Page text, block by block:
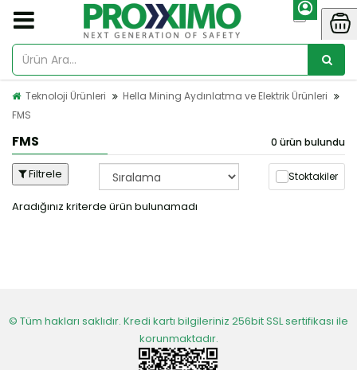
Teknoloji Ürünleri
Hella Mining Aydınlatma ve Elektrik Ürünleri
FMS
FMS 0 ürün bulundu
Filtrele Stoktakiler
Aradığınız kriterde ürün bulunamadı
© Tüm hakları saklıdır. Kredi kartı bilgileriniz 256bit SSL sertifikası ile
korunmaktadır.